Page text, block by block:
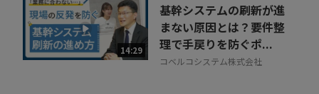
14:29
基幹システムの刷新が進
まない原因とは？要件整
理で手戻りを防ぐポ...
コベルコシステム株式会社